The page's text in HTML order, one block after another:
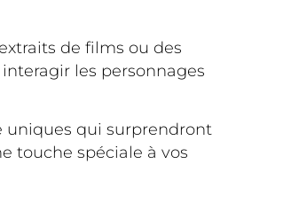
de films ou des
les personnages
uniques qui surprendront
touche spéciale à vos